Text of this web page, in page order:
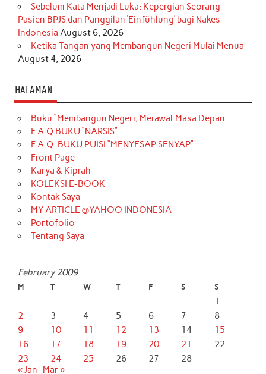
Sebelum Kata Menjadi Luka: Kepergian Seorang
Pasien BPJS dan Panggilan ‘Einfühlung’ bagi Nakes
Indonesia August 6, 2026
Ketika Tangan yang Membangun Negeri Mulai Menua
August 4, 2026
HALAMAN
Buku “Membangun Negeri, Merawat Masa Depan
F.A.Q BUKU “NARSIS”
F.A.Q. BUKU PUISI “MENYESAP SENYAP”
Front Page
Karya & Kiprah
KOLEKSI E-BOOK
Kontak Saya
MY ARTICLE @YAHOO INDONESIA
Portofolio
Tentang Saya
February 2009
M T W T F S S
1
2
3 4 5 6 7
8
9
10 11 12 13 14
15
16
17 18 19 20 21
22
23
24 25 26 27
28
« Jan
Mar »